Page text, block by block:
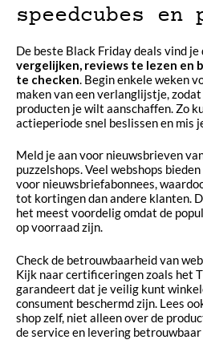
speedcubes en
De beste Black Friday deals vind je
vergelijken, reviews te lezen en
te checken . Begin enkele weken
maken van een verlanglijstje,
producten je wilt aanschaffen. Zo
actieperiode snel beslissen en mis
Meld je aan voor nieuwsbrieven
puzzelshops. Veel webshops
voor nieuwsbriefabonnees,
tot kortingen dan andere klanten.
het meest voordelig omdat de
op voorraad zijn.
Check de betrouwbaarheid van
Kijk naar certificeringen zoals het
garandeert dat je veilig kunt
consument beschermd zijn. Lees
shop zelf, niet alleen over de
de service en levering betrouwbaar